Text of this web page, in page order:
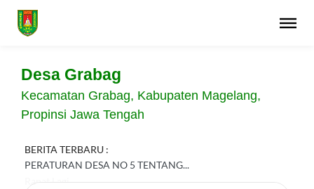
Desa Grabag
Kecamatan Grabag, Kabupaten Magelang,
Propinsi Jawa Tengah
BERITA TERBARU :
Rapat Lagi
PERATURAN DESA NO 5 TENTANG...